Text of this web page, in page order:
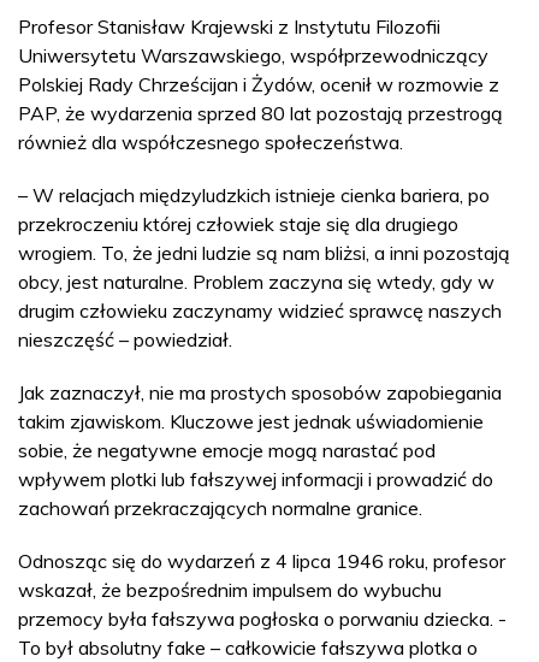
Profesor Stanisław Krajewski z Instytutu Filozofii
Uniwersytetu Warszawskiego, współprzewodniczący
Polskiej Rady Chrześcijan i Żydów, ocenił w rozmowie z
PAP, że wydarzenia sprzed 80 lat pozostają przestrogą
również dla współczesnego społeczeństwa.
– W relacjach międzyludzkich istnieje cienka bariera, po
przekroczeniu której człowiek staje się dla drugiego
wrogiem. To, że jedni ludzie są nam bliżsi, a inni pozostają
obcy, jest naturalne. Problem zaczyna się wtedy, gdy w
drugim człowieku zaczynamy widzieć sprawcę naszych
nieszczęść – powiedział.
Jak zaznaczył, nie ma prostych sposobów zapobiegania
takim zjawiskom. Kluczowe jest jednak uświadomienie
sobie, że negatywne emocje mogą narastać pod
wpływem plotki lub fałszywej informacji i prowadzić do
zachowań przekraczających normalne granice.
Odnosząc się do wydarzeń z 4 lipca 1946 roku, profesor
wskazał, że bezpośrednim impulsem do wybuchu
przemocy była fałszywa pogłoska o porwaniu dziecka. -
To był absolutny fake – całkowicie fałszywa plotka o